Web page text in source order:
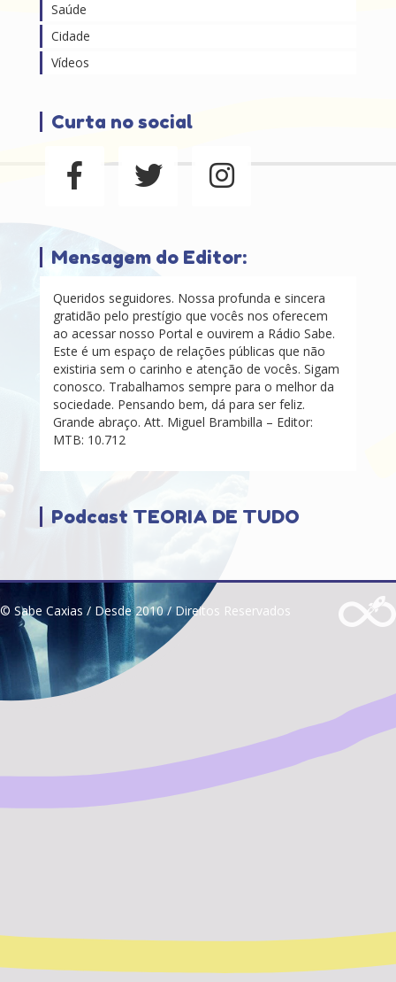
Saúde
Cidade
Vídeos
Curta no social
Mensagem do Editor:
Queridos seguidores. Nossa profunda e sincera
gratidão pelo prestígio que vocês nos oferecem
ao acessar nosso Portal e ouvirem a Rádio Sabe.
Este é um espaço de relações públicas que não
existiria sem o carinho e atenção de vocês. Sigam
conosco. Trabalhamos sempre para o melhor da
sociedade. Pensando bem, dá para ser feliz.
Grande abraço. Att. Miguel Brambilla – Editor:
MTB: 10.712
Podcast TEORIA DE TUDO
© Sabe Caxias / Desde 2010 / Direitos Reservados